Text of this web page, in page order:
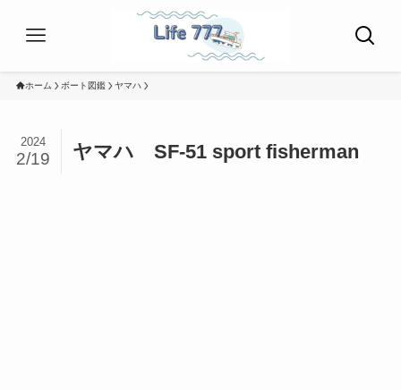
ホーム ボート図鑑 ヤマハ
ヤマハ SF-51 sport fisherman
2024
2/19